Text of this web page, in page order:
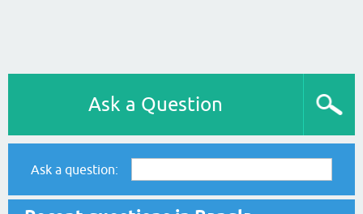
Ask a Question
Ask a question: